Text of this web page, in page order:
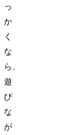
っ
か
く
な
ら、
遊
び
な
が